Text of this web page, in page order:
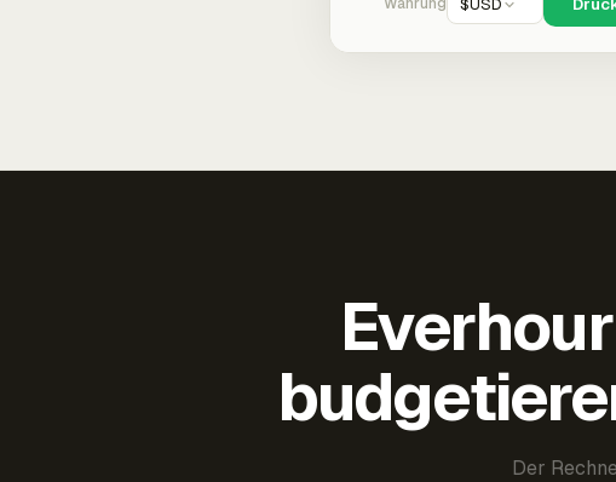
$USD
Der